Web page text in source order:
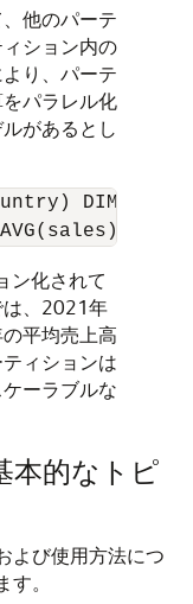
他のパーテ
ション内の
り、パーテ
パラレル化
があるとし
ン化されて
は、2021年
平均売上高
ィションは
ーラブルな
本的なトピ
よび使用方法につ
。